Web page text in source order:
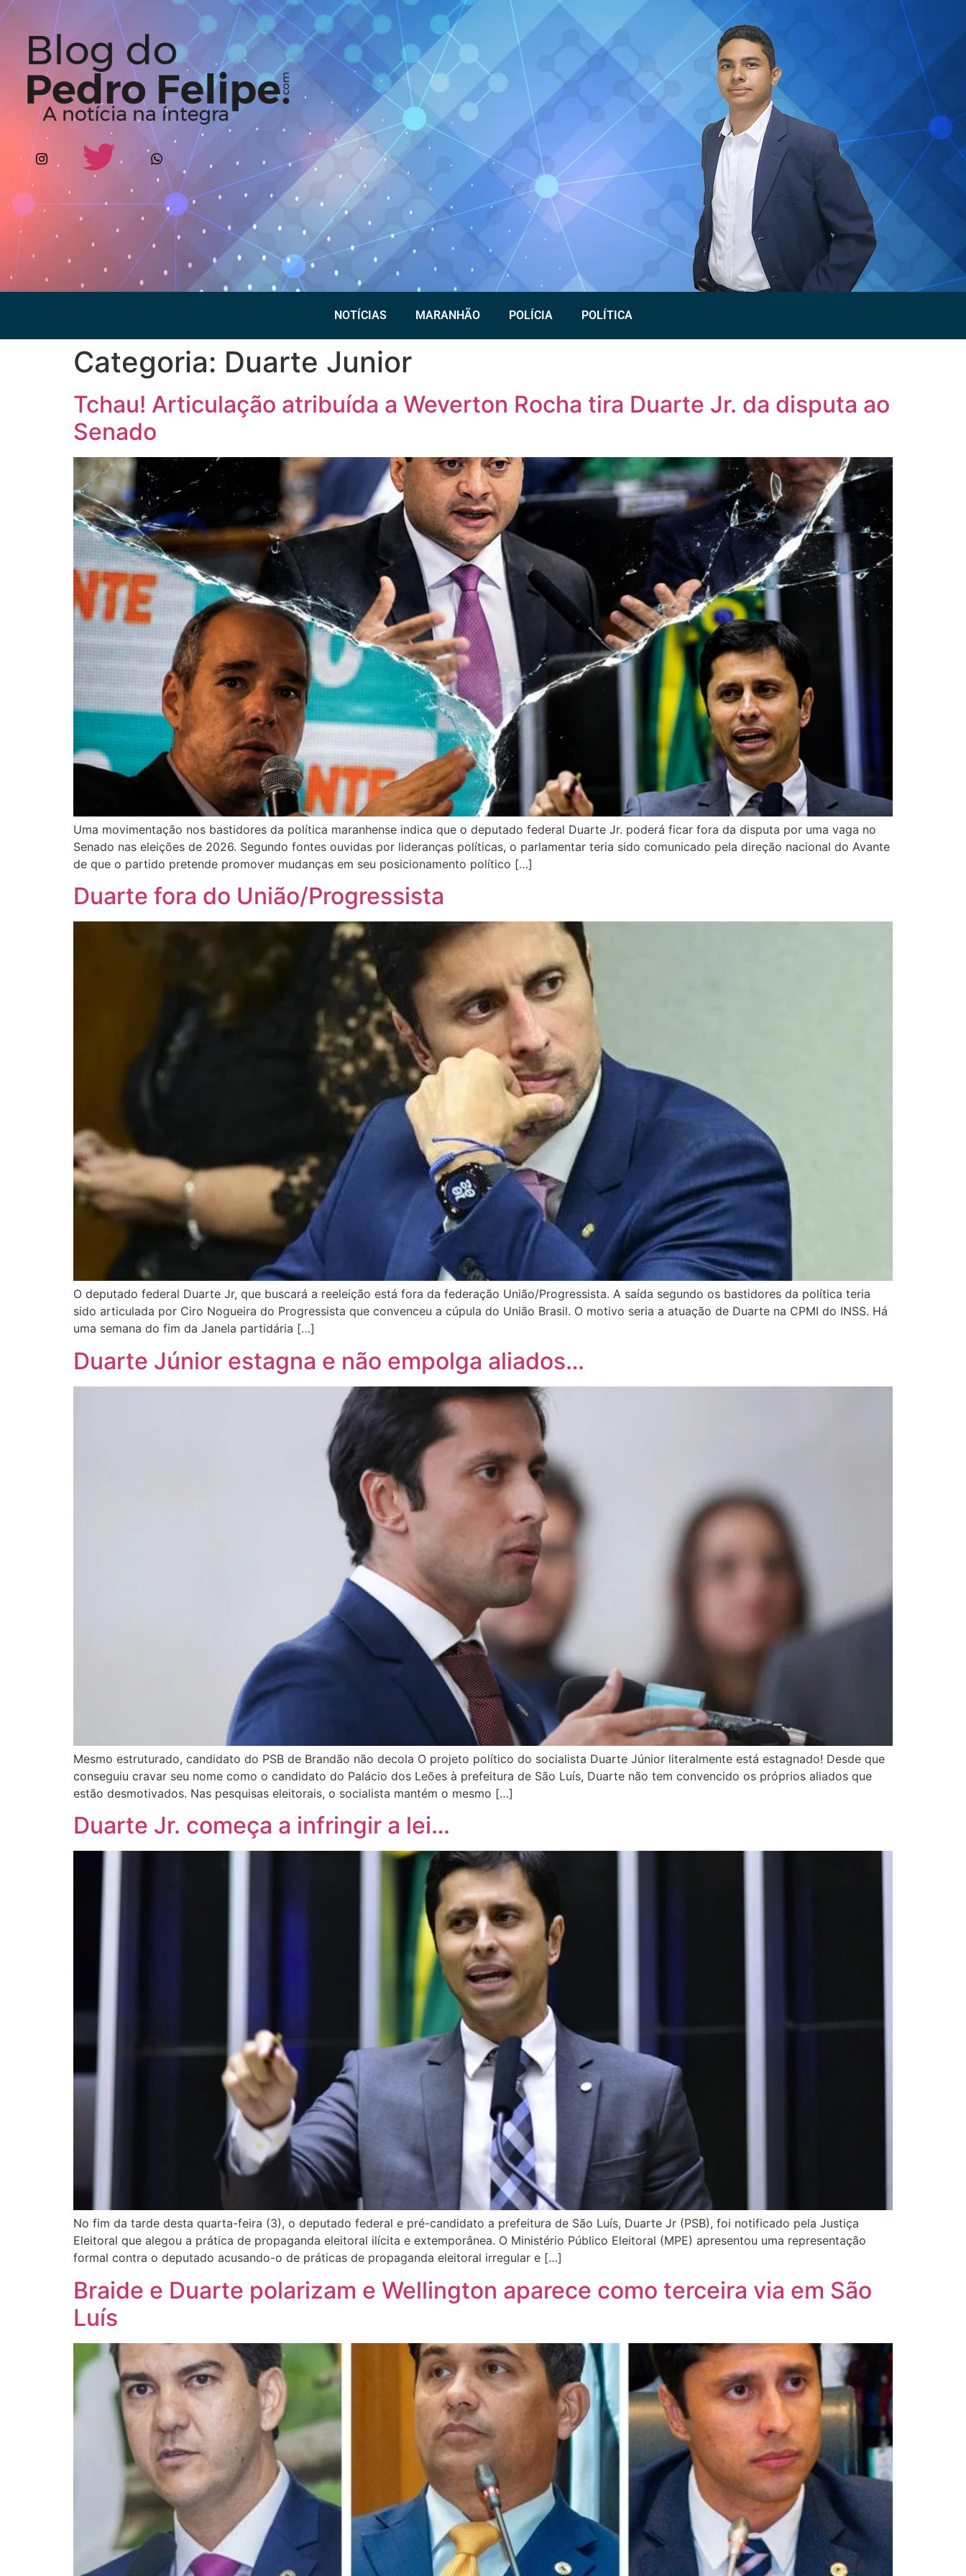
NOTÍCIAS MARANHÃO POLÍCIA POLÍTICA
Categoria: Duarte Junior
Tchau! Articulação atribuída a Weverton Rocha tira Duarte Jr. da disputa ao
Senado
Uma movimentação nos bastidores da política maranhense indica que o deputado federal Duarte Jr. poderá ficar fora da disputa por uma vaga no
Senado nas eleições de 2026. Segundo fontes ouvidas por lideranças políticas, o parlamentar teria sido comunicado pela direção nacional do Avante
de que o partido pretende promover mudanças em seu posicionamento político […]
Duarte fora do União/Progressista
O deputado federal Duarte Jr, que buscará a reeleição está fora da federação União/Progressista. A saída segundo os bastidores da política teria
sido articulada por Ciro Nogueira do Progressista que convenceu a cúpula do União Brasil. O motivo seria a atuação de Duarte na CPMI do INSS. Há
uma semana do fim da Janela partidária […]
Duarte Júnior estagna e não empolga aliados…
Mesmo estruturado, candidato do PSB de Brandão não decola O projeto político do socialista Duarte Júnior literalmente está estagnado! Desde que
conseguiu cravar seu nome como o candidato do Palácio dos Leões à prefeitura de São Luís, Duarte não tem convencido os próprios aliados que
estão desmotivados. Nas pesquisas eleitorais, o socialista mantém o mesmo […]
Duarte Jr. começa a infringir a lei…
No fim da tarde desta quarta-feira (3), o deputado federal e pré-candidato a prefeitura de São Luís, Duarte Jr (PSB), foi notificado pela Justiça
Eleitoral que alegou a prática de propaganda eleitoral ilícita e extemporânea. O Ministério Público Eleitoral (MPE) apresentou uma representação
formal contra o deputado acusando-o de práticas de propaganda eleitoral irregular e […]
Braide e Duarte polarizam e Wellington aparece como terceira via em São
Luís